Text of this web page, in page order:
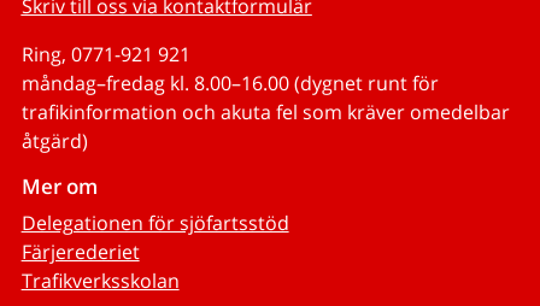
Skriv till oss via kontaktformulär
Ring, 0771-921 921
måndag–fredag kl. 8.00–16.00 (dygnet runt för
trafikinformation och akuta fel som kräver omedelbar
åtgärd)
Mer om
Delegationen för sjöfartsstöd
Färjerederiet
Trafikverksskolan